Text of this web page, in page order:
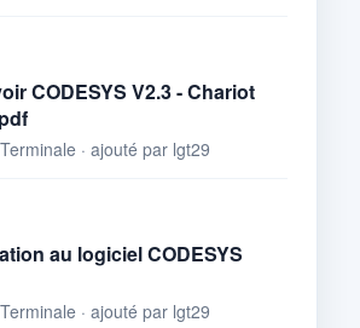
CODESYS V2.3 - Chariot
· ajouté par lgt29
au logiciel CODESYS
· ajouté par lgt29